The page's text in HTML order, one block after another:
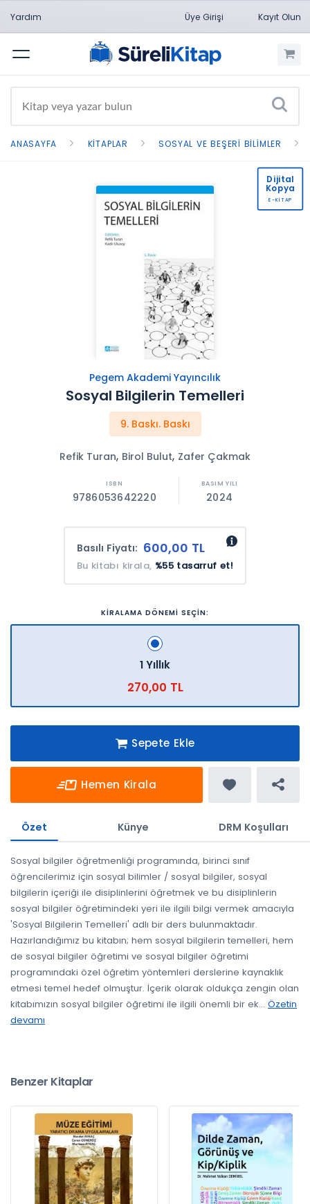
Yardım Üye Girişi Kayıt Olun
Menü
ANASAYFA KITAPLAR SOSYAL VE BEŞERI BILIMLER
Pegem Akademi Yayıncılık
Sosyal Bilgilerin Temelleri
9. Baskı. Baskı
Refik Turan, Birol Bulut, Zafer Çakmak
9786053642220 2024
Basılı Fiyatı: 600,00 TL
Bu kitabı kirala, %55 tasarruf et!
KİRALAMA DÖNEMİ SEÇİN:
1 Yıllık
270,00 TL
Sepete Ekle
Hemen Kirala
Özet Künye DRM Koşulları
Sosyal bilgiler öğretmenliği programında, birinci sınıf
öğrencilerimiz için sosyal bilimler / sosyal bilgiler, sosyal
bilgilerin içeriği ile disiplinlerini öğretmek ve bu disiplinlerin
sosyal bilgiler öğretimindeki yeri ile ilgili bilgi vermek amacıyla
'Sosyal Bilgilerin Temelleri' adlı bir ders bulunmaktadır.
Hazırlandığımız bu kitabın; hem sosyal bilgilerin temelleri, hem
de sosyal bilgiler öğretimi ve sosyal bilgiler öğretimi
programındaki özel öğretim yöntemleri derslerine kaynaklık
etmesi temel hedef olmuştur. İçerik olarak oldukça zengin olan
kitabımızın sosyal bilgiler öğretimi ile ilgili önemli bir ek... Özetin
devamı
Dijital
Kopya
E-KİTAP
Benzer Kitaplar